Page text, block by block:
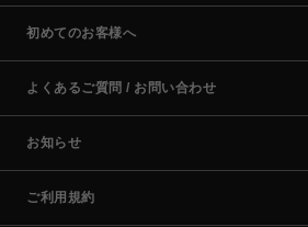
初めてのお客様へ
よくあるご質問 / お問い合わせ
お知らせ
ご利用規約